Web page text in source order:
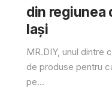
din regiunea
Iași
MR.DIY, unul dintre
de produse pentru
pe...